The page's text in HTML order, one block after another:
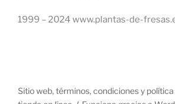
1999 – 2024 www.plantas-de-
Sitio web, términos, condiciones y